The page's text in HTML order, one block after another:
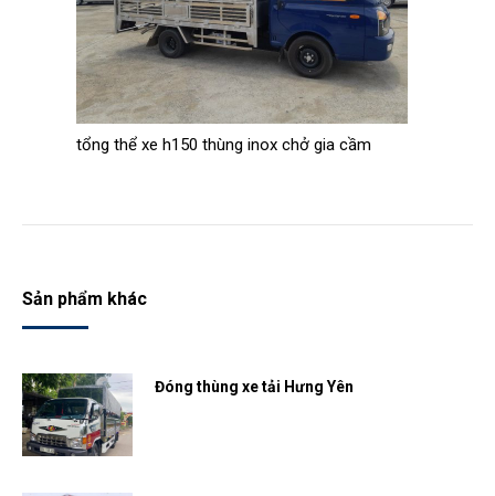
tổng thể xe h150 thùng inox chở gia cầm
Sản phẩm khác
Đóng thùng xe tải Hưng Yên